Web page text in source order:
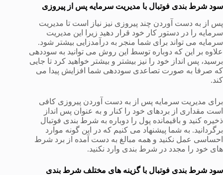
سود شرط بندی فوتبال با مدیریت سرمایه پس از پیروزی
پس از به دست آوردن چند پیروزی نیز نیاز است تا مدیریت
سرمایه را در دستور کار خود قرار دهید زیرا این مدیریت
سرمایه می تواند برای شما منجر به درآمدزایی بیشتر شود.
علاوه بر این که دوباره توسط این روش می توانید به سوددهی
برسید، پس انداز خود را نیز بیشتر و بیشتر خواهید کرد تا جایی
که صرفا به صورت تصاعدی سوددهی شما افزایش پیدا می
کند.
برای مدیریت سرمایه پس از به دست آوردن پیروزی کافی
است مقداری از بردهای خود را کنار و به عنوان پس انداز
ذخیره کنید و باقیمانده پول را دوباره به شرط بندی فوتبال
برگردانید. به شما پیشنهاد می کنیم که در این گونه موارد
احساسی عمل نکنید و همه مبالغ به دست آمده از برد شرط
های خود را مجدد در شرط بندی وارد نکنید.
سود شرط بندی فوتبال با گزینه های مختلف شرط بندی